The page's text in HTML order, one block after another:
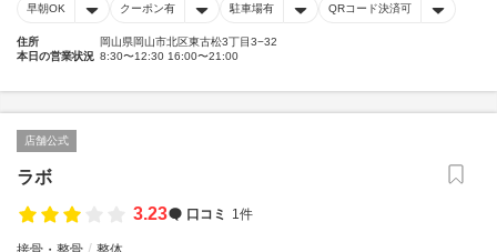
早朝OK クーポン有 駐車場有 QRコード決済可
住所
岡山県岡山市北区東古松3丁目3−32
本日の営業状況 8:30〜12:30 16:00〜21:00
店舗公式
ラボ
3.23
口コミ 1件